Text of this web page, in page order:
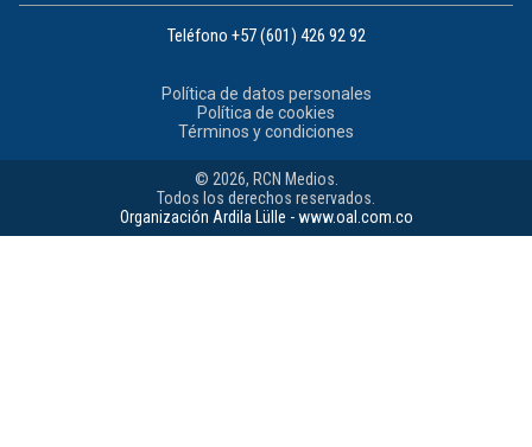
Teléfono +57 (601) 426 92 92
Política de datos personales
Política de cookies
Términos y condiciones
© 2026, RCN Medios.
Todos los derechos reservados.
Organización Ardila Lülle - www.oal.com.co